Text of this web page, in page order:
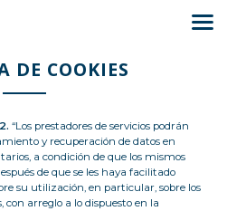
DE COOKIES
“Los prestadores de servicios podrán
y recuperación de datos en
a condición de que los mismos
de que se les haya facilitado
su utilización, en particular, sobre los
arreglo a lo dispuesto en la